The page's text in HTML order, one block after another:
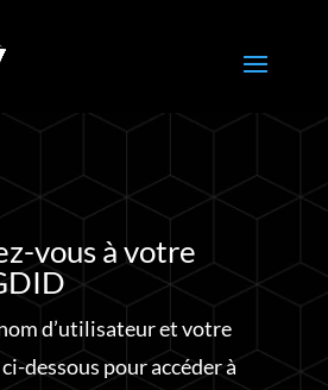
vous à votre
d’utilisateur et votre
dessous pour accéder à